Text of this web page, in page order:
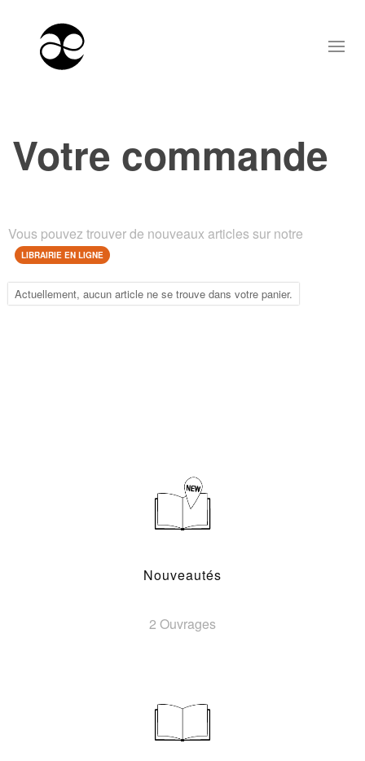
Votre commande
Vous pouvez trouver de nouveaux articles sur notre
LIBRAIRIE EN LIGNE
Actuellement, aucun article ne se trouve dans votre panier.
Nouveautés
2 Ouvrages